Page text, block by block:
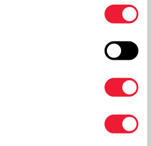
gesteld worden voor het
website en eventuele
schade die u erdoor kan
recht om in bepaalde gevallen
tot de website te beperken of